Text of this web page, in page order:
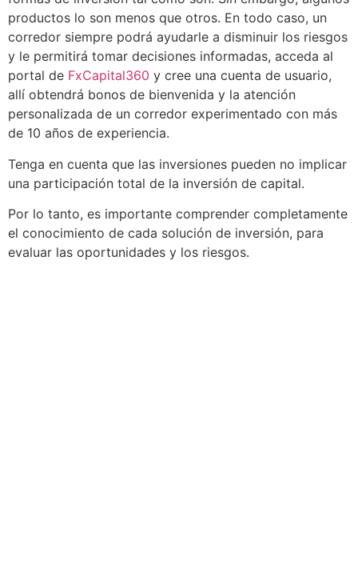
productos lo son menos que otros. En todo caso, un
corredor siempre podrá ayudarle a disminuir los riesgos
y le permitirá tomar decisiones informadas, acceda al
portal de FxCapital360 y cree una cuenta de usuario,
allí obtendrá bonos de bienvenida y la atención
personalizada de un corredor experimentado con más
de 10 años de experiencia.
Tenga en cuenta que las inversiones pueden no implicar
una participación total de la inversión de capital.
Por lo tanto, es importante comprender completamente
el conocimiento de cada solución de inversión, para
evaluar las oportunidades y los riesgos.